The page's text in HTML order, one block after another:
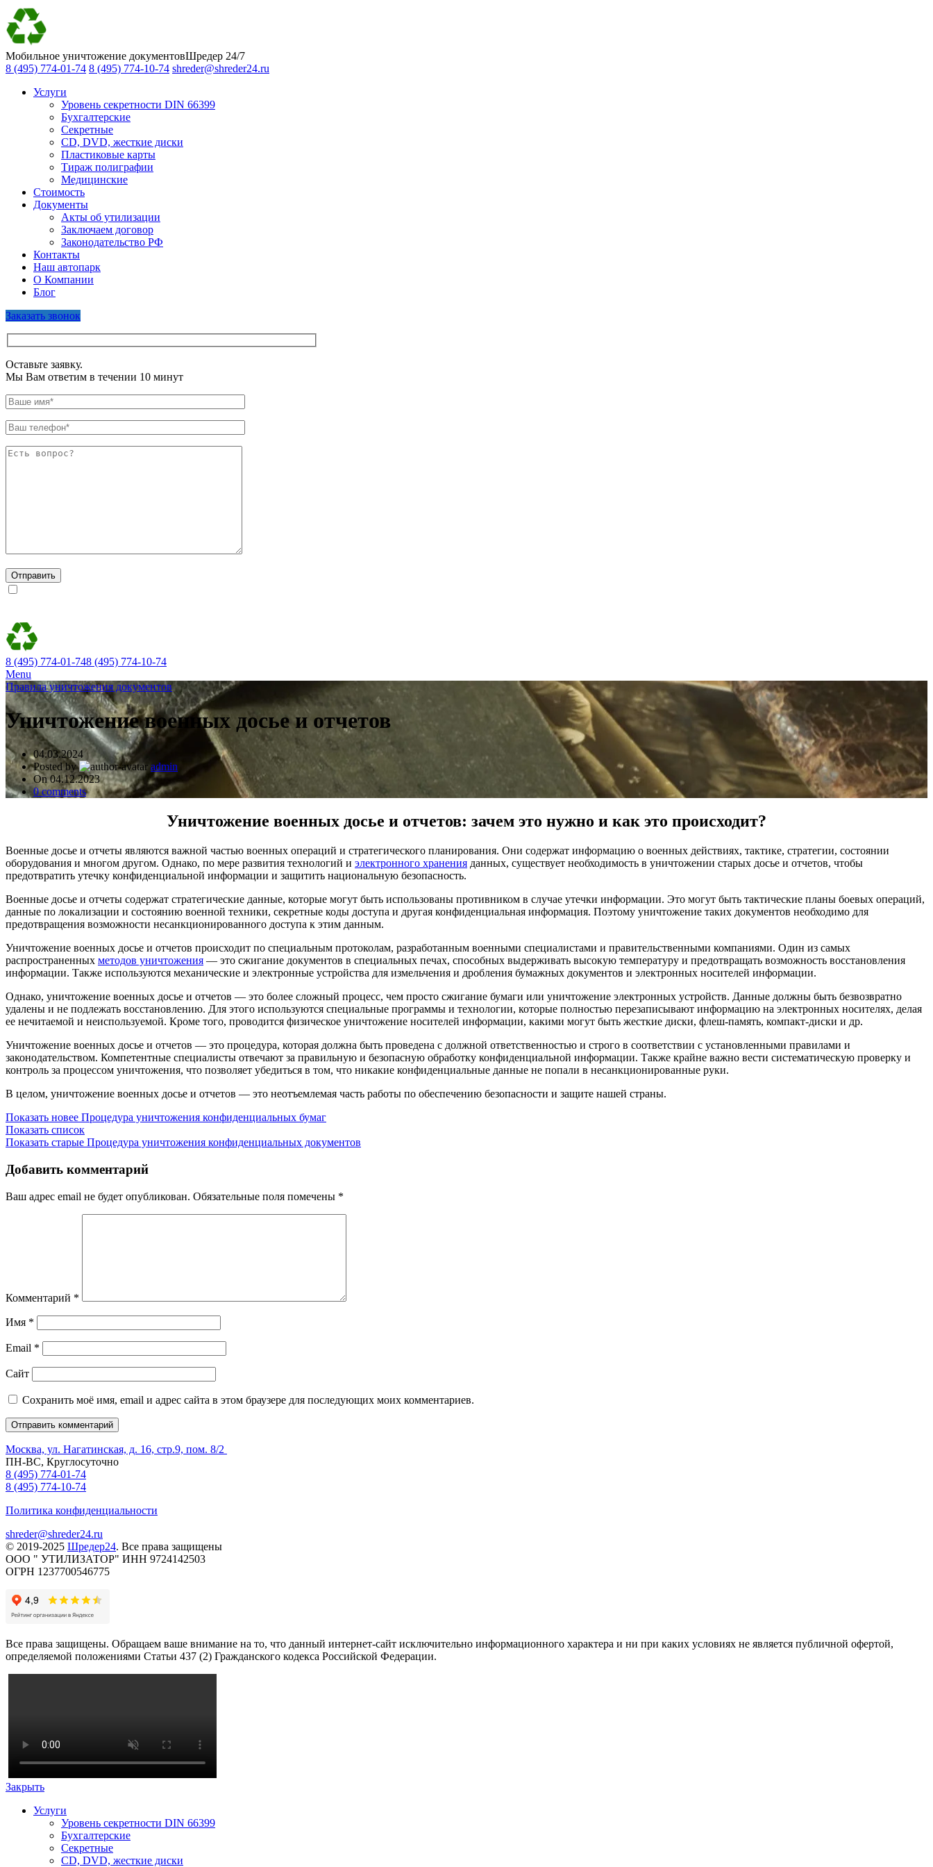
Мобильное уничтожение документовШредер 24/7
8 (495) 774-01-74 8 (495) 774-10-74 shreder@shreder24.ru
Услуги
Уровень секретности DIN 66399
Бухгалтерские
Секретные
CD, DVD, жесткие диски
Пластиковые карты
Тираж полиграфии
Медицинские
Стоимость
Документы
Акты об утилизации
Заключаем договор
Законодательство РФ
Контакты
Наш автопарк
О Компании
Блог
Заказать звонок
Оставьте заявку.
Мы Вам ответим в течении 10 минут
8 (495) 774-01-748 (495) 774-10-74
Menu
Правила уничтожения документов
Уничтожение военных досье и отчетов
04.03.2024
Posted by
admin
On 04.12.2023
0 comments
Уничтожение военных досье и отчетов: зачем это нужно и как это происходит?
Военные досье и отчеты являются важной частью военных операций и стратегического планирования. Они содержат информацию о военных действиях, тактике, стратегии, состоянии
оборудования и многом другом. Однако, по мере развития технологий и электронного хранения данных, существует необходимость в уничтожении старых досье и отчетов, чтобы
предотвратить утечку конфиденциальной информации и защитить национальную безопасность.
Военные досье и отчеты содержат стратегические данные, которые могут быть использованы противником в случае утечки информации. Это могут быть тактические планы боевых операций,
данные по локализации и состоянию военной техники, секретные коды доступа и другая конфиденциальная информация. Поэтому уничтожение таких документов необходимо для
предотвращения возможности несанкционированного доступа к этим данным.
Уничтожение военных досье и отчетов происходит по специальным протоколам, разработанным военными специалистами и правительственными компаниями. Один из самых
распространенных методов уничтожения — это сжигание документов в специальных печах, способных выдерживать высокую температуру и предотвращать возможность восстановления
информации. Также используются механические и электронные устройства для измельчения и дробления бумажных документов и электронных носителей информации.
Однако, уничтожение военных досье и отчетов — это более сложный процесс, чем просто сжигание бумаги или уничтожение электронных устройств. Данные должны быть безвозвратно
удалены и не подлежать восстановлению. Для этого используются специальные программы и технологии, которые полностью перезаписывают информацию на электронных носителях, делая
ее нечитаемой и неиспользуемой. Кроме того, проводится физическое уничтожение носителей информации, какими могут быть жесткие диски, флеш-память, компакт-диски и др.
Уничтожение военных досье и отчетов — это процедура, которая должна быть проведена с должной ответственностью и строго в соответствии с установленными правилами и
законодательством. Компетентные специалисты отвечают за правильную и безопасную обработку конфиденциальной информации. Также крайне важно вести систематическую проверку и
контроль за процессом уничтожения, что позволяет убедиться в том, что никакие конфиденциальные данные не попали в несанкционированные руки.
В целом, уничтожение военных досье и отчетов — это неотъемлемая часть работы по обеспечению безопасности и защите нашей страны.
Показать новее Процедура уничтожения конфиденциальных бумаг
Показать список
Показать старые Процедура уничтожения конфиденциальных документов
Добавить комментарий
Ваш адрес email не будет опубликован. Обязательные поля помечены *
Комментарий *
Имя *
Email *
Сайт
Сохранить моё имя, email и адрес сайта в этом браузере для последующих моих комментариев.
Москва, ул. Нагатинская, д. 16, стр.9, пом. 8/2
ПН-ВС, Круглосуточно
8 (495) 774-01-74
8 (495) 774-10-74
Политика конфиденциальности
shreder@shreder24.ru
© 2019-2025 Шредер24. Все права защищены
ООО " УТИЛИЗАТОР" ИНН 9724142503
ОГРН 1237700546775
Все права защищены. Обращаем ваше внимание на то, что данный интернет-сайт исключительно информационного характера и ни при каких условиях не является публичной офертой,
определяемой положениями Статьи 437 (2) Гражданского кодекса Российской Федерации.
Закрыть
Услуги
Уровень секретности DIN 66399
Бухгалтерские
Секретные
CD, DVD, жесткие диски